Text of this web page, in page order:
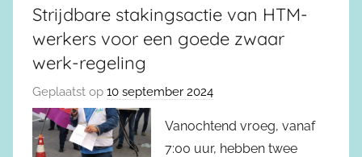
Strijdbare stakingsactie van HTM-
werkers voor een goede zwaar
werk-regeling
Geplaatst op 10 september 2024
Vanochtend vroeg, vanaf
7:00 uur, hebben twee